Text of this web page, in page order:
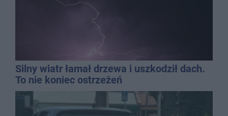
Silny wiatr łamał drzewa i uszkodził dach.
To nie koniec ostrzeżeń